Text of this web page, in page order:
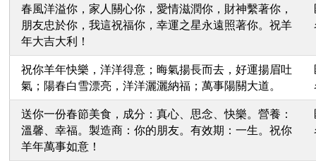
春風洋溢你，家人關心你，愛情滋潤你，財神繫著你，
朋友忠於你，我這祝福你，幸運之星永遠照著你。祝羊
年大吉大利！
祝你羊年快樂，洋洋得意；晦氣揚長而去，好運揚眉吐
氣；陽春白雪漂亮，洋洋灑灑納福；萬事陽關大道。
送你一份春節美食，成分：真心、思念、快樂。營養：
溫馨、幸福。製造商：你的朋友。有效期：一生。祝你
羊年萬事如意！